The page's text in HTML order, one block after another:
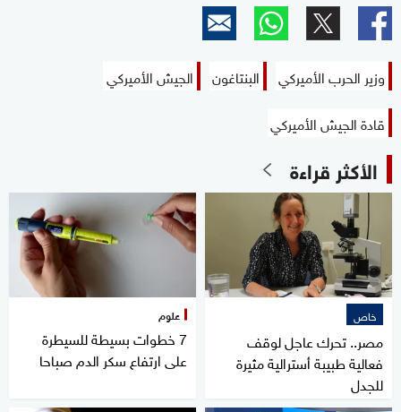
وزير الحرب الأميركي البنتاغون
الجيش الأميركي
قادة الجيش الأميركي
الأكثر قراءة
خاص
مصر.. تحرك عاجل لوقف
فعالية طبيبة أسترالية مثيرة
للجدل
علوم
7 خطوات بسيطة للسيطرة
على ارتفاع سكر الدم صباحا